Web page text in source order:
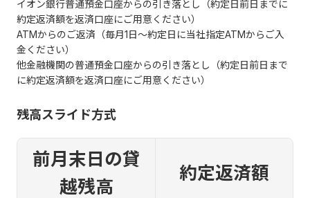
イオン銀行普通預金口座からの引き落とし（約定日前日までに
約定返済額を返済口座にご用意ください）
ATMからのご返済（毎月1日～約定日に当社指定ATMからご入
金ください）
他金融機関の普通預金口座からの引き落とし（約定日前日まで
に約定返済額を返済口座にご用意ください）
残高スライド方式
前月末日の貸
越残高
約定返済額